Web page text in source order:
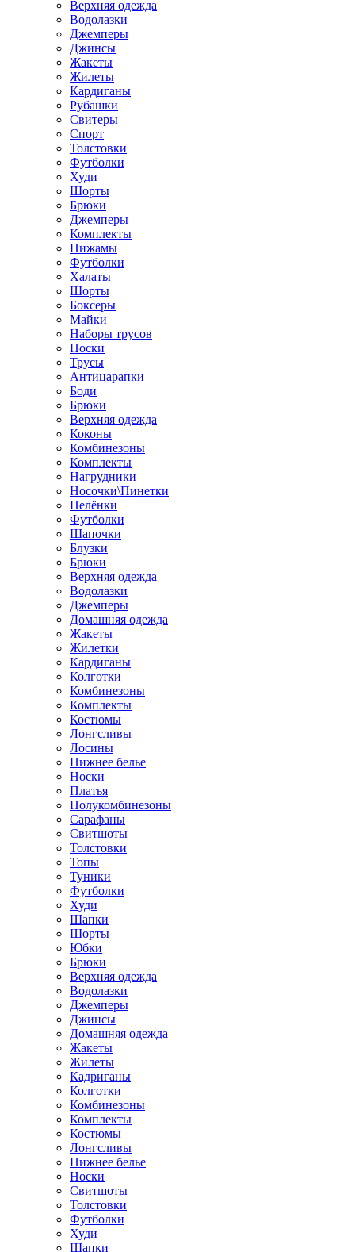
Верхняя одежда
Водолазки
Джемперы
Джинсы
Жакеты
Жилеты
Кардиганы
Рубашки
Свитеры
Спорт
Толстовки
Футболки
Худи
Шорты
Брюки
Джемперы
Комплекты
Пижамы
Футболки
Халаты
Шорты
Боксеры
Майки
Наборы трусов
Носки
Трусы
Антицарапки
Боди
Брюки
Верхняя одежда
Коконы
Комбинезоны
Комплекты
Нагрудники
Носочки\Пинетки
Пелёнки
Футболки
Шапочки
Блузки
Брюки
Верхняя одежда
Водолазки
Джемперы
Домашняя одежда
Жакеты
Жилетки
Кардиганы
Колготки
Комбинезоны
Комплекты
Костюмы
Лонгсливы
Лосины
Нижнее белье
Носки
Платья
Полукомбинезоны
Сарафаны
Свитшоты
Толстовки
Топы
Туники
Футболки
Худи
Шапки
Шорты
Юбки
Брюки
Верхняя одежда
Водолазки
Джемперы
Джинсы
Домашняя одежда
Жакеты
Жилеты
Кадриганы
Колготки
Комбинезоны
Комплекты
Костюмы
Лонгсливы
Нижнее белье
Носки
Свитшоты
Толстовки
Футболки
Худи
Шапки